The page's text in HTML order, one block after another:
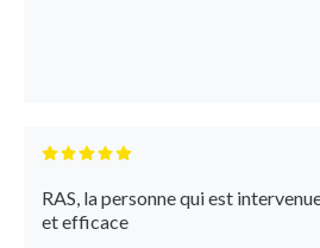
RAS, la personne qui est
et efficace